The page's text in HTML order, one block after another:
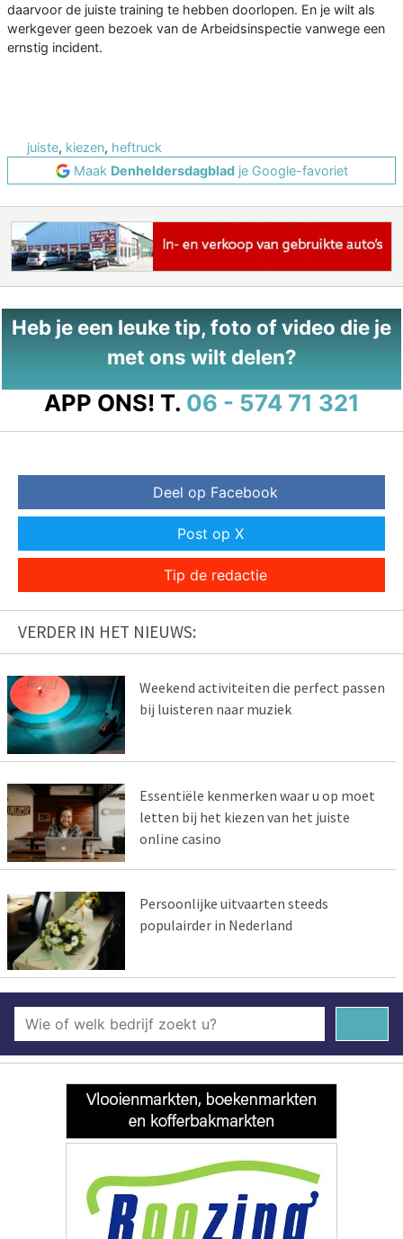
daarvoor de juiste training te hebben doorlopen. En je wilt als
werkgever geen bezoek van de Arbeidsinspectie vanwege een
ernstig incident.
juiste, kiezen, heftruck
Maak Denheldersdagbladje Google-favoriet
Heb je een leuke tip, foto of video die je
met ons wilt delen?
APP ONS! T. 06 - 574 71 321
Deel op Facebook
Post op X
Tip de redactie
VERDER IN HET NIEUWS:
Weekend activiteiten die perfect passen
bij luisteren naar muziek
Essentiële kenmerken waar u op moet
letten bij het kiezen van het juiste
online casino
Persoonlijke uitvaarten steeds
populairder in Nederland